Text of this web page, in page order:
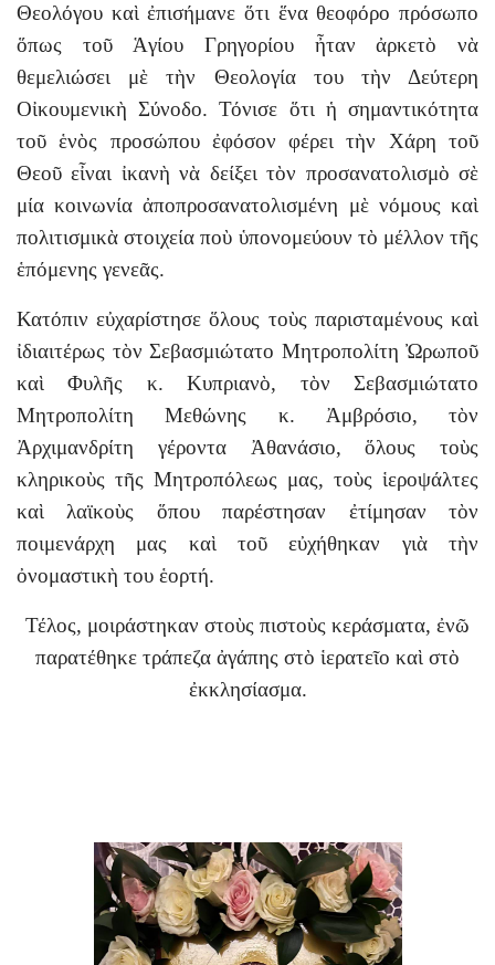
Θεολόγου καὶ ἐπισήμανε ὅτι ἕνα θεοφόρο πρόσωπο
ὅπως τοῦ Ἁγίου Γρηγορίου ἦταν ἀρκετὸ νὰ
θεμελιώσει μὲ τὴν Θεολογία του τὴν Δεύτερη
Οἰκουμενικὴ Σύνοδο. Τόνισε ὅτι ἡ σημαντικότητα
τοῦ ἑνὸς προσώπου ἐφόσον φέρει τὴν Χάρη τοῦ
Θεοῦ εἶναι ἰκανὴ νὰ δείξει τὸν προσανατολισμὸ σὲ
μία κοινωνία ἀποπροσανατολισμένη μὲ νόμους καὶ
πολιτισμικὰ στοιχεία ποὺ ὑπονομεύουν τὸ μέλλον τῆς
ἑπόμενης γενεᾶς.
Κατόπιν εὐχαρίστησε ὅλους τοὺς παρισταμένους καὶ
ἰδιαιτέρως τὸν Σεβασμιώτατο Μητροπολίτη Ὠρωποῦ
καὶ Φυλῆς κ. Κυπριανὸ, τὸν Σεβασμιώτατο
Μητροπολίτη Μεθώνης κ. Ἀμβρόσιο, τὸν
Ἀρχιμανδρίτη γέροντα Ἀθανάσιο, ὅλους τοὺς
κληρικοὺς τῆς Μητροπόλεως μας, τοὺς ἱεροψάλτες
καὶ λαϊκοὺς ὅπου παρέστησαν ἐτίμησαν τὸν
ποιμενάρχη μας καὶ τοῦ εὐχήθηκαν γιὰ τὴν
ὀνομαστικὴ του ἑορτή.
Τέλος, μοιράστηκαν στοὺς πιστοὺς κεράσματα, ἐνῶ
παρατέθηκε τράπεζα ἀγάπης στὸ ἱερατεῖο καὶ στὸ
ἐκκλησίασμα.